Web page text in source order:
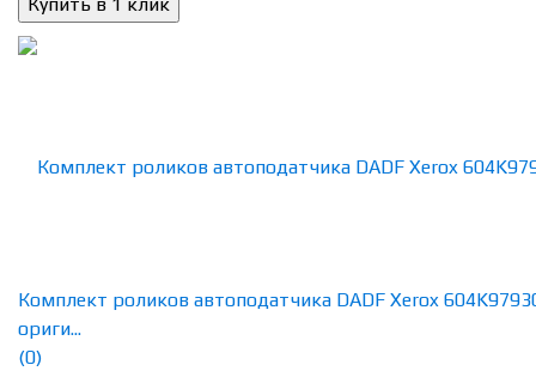
Комплект роликов автоподатчика DADF Xerox
ориги...
(0)